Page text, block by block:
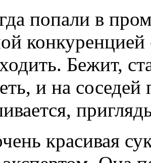
попали в
Бежит,
и на
красивая